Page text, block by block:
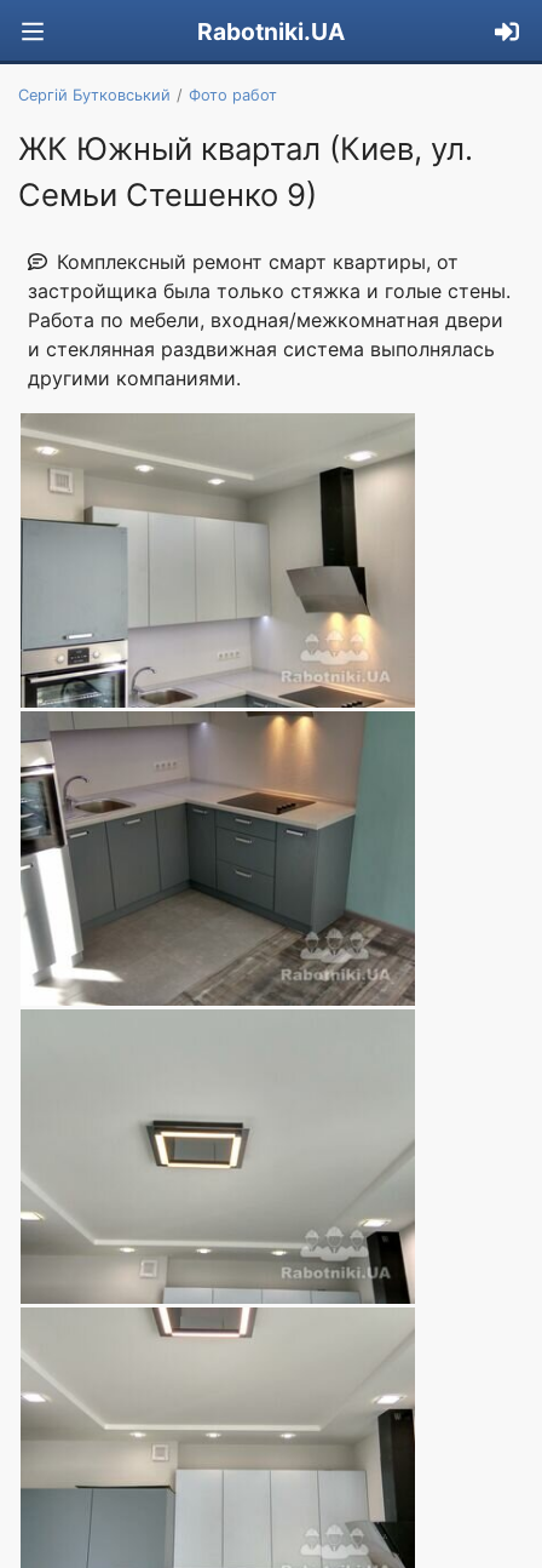
Rabotniki.UA
Сергій Бутковський Фото работ
ЖК Южный квартал (Киев, ул.
Семьи Стешенко 9)
Комплексный ремонт смарт квартиры, от
застройщика была только стяжка и голые стены.
Работа по мебели, входная/межкомнатная двери
и стеклянная раздвижная система выполнялась
другими компаниями.